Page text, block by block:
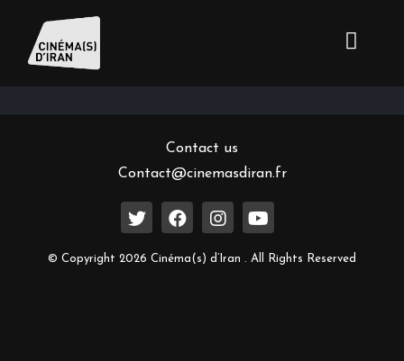
Inscrivez-vous à notre newsletter
Contact us
Contact@cinemasdiran.fr
© Copyright 2026 Cinéma(s) d’Iran . All Rights Reserved